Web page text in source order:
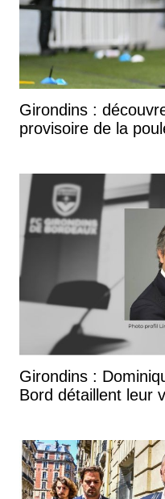
Girondins :
provisoire de la
Girondins :
Bord détaillent leur